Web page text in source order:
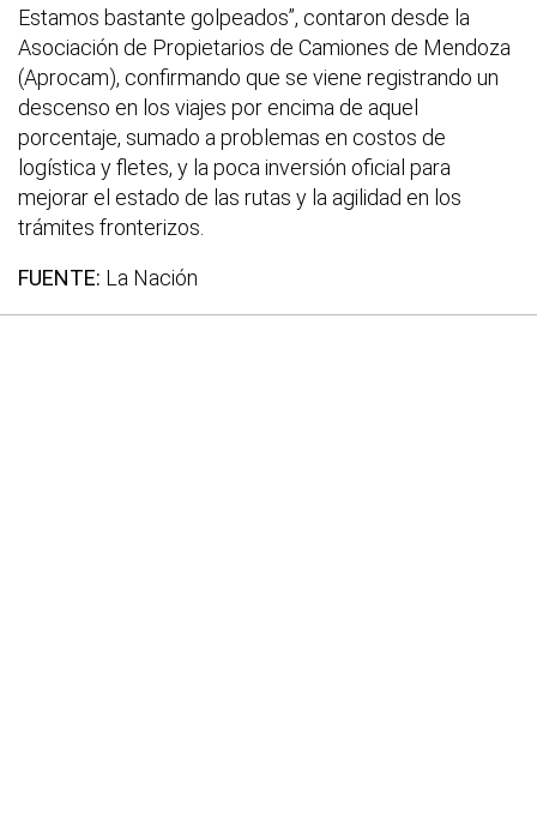
Estamos bastante golpeados”, contaron desde la
Asociación de Propietarios de Camiones de Mendoza
(Aprocam), confirmando que se viene registrando un
descenso en los viajes por encima de aquel
porcentaje, sumado a problemas en costos de
logística y fletes, y la poca inversión oficial para
mejorar el estado de las rutas y la agilidad en los
trámites fronterizos.
FUENTE: La Nación